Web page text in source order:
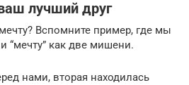
лучший друг
Вспомните пример, где мы
“мечту” как две мишени.
нами, вторая находилась